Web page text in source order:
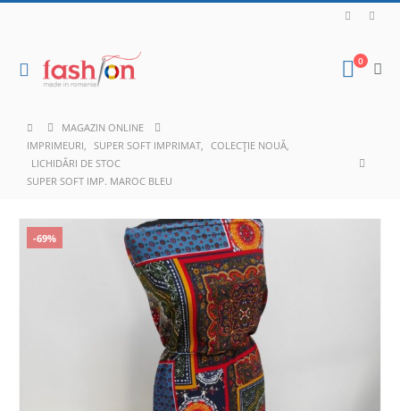
0
MAGAZIN ONLINE
IMPRIMEURI, SUPER SOFT IMPRIMAT, COLECȚIE NOUĂ,
LICHIDĂRI DE STOC
SUPER SOFT IMP. MAROC BLEU
-69%